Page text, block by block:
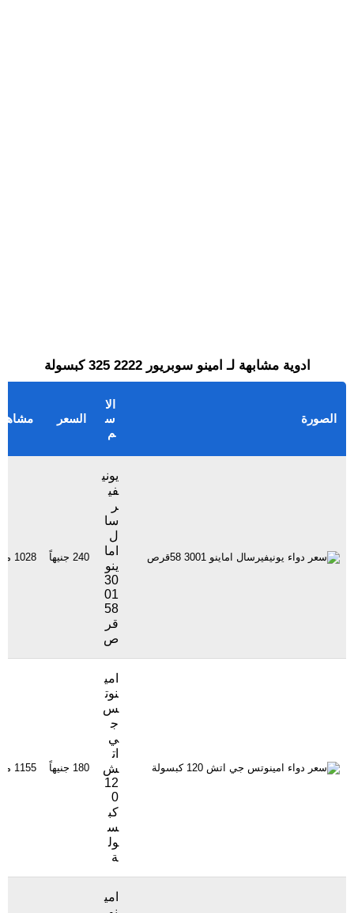
ادوية مشابهة لـ امينو سوبريور 2222 325 كبسولة
الصورة
الا
س
م
السعر
يوني
في
ر
سا
ل
اما
ينو
30
01
58
قر
ص
240 جنيهاً 1028 مشاهدة
امي
نوت
س
ج
ي
ات
ش
12
0
كب
س
ول
ة
180 جنيهاً 1155 مشاهدة
امي